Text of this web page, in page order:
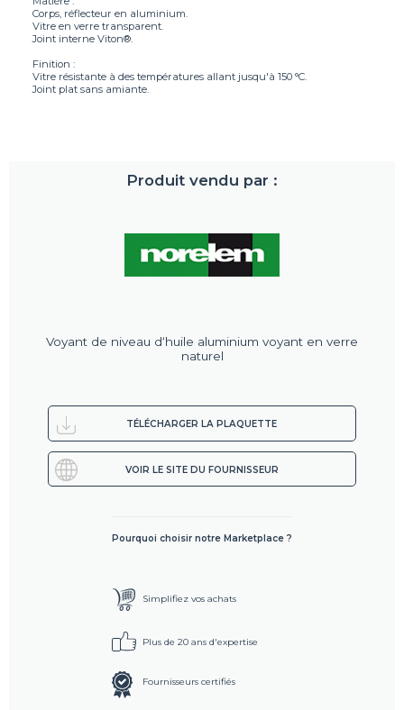
Corps, réflecteur en aluminium.
Vitre en verre transparent.
Joint interne Viton®.
Finition :
Vitre résistante à des températures allant jusqu'à 150 °C.
Joint plat sans amiante.
Produit vendu par :
Voyant de niveau d‘huile aluminium voyant en verre
naturel
TÉLÉCHARGER LA PLAQUETTE
VOIR LE SITE DU FOURNISSEUR
Pourquoi choisir notre Marketplace ?
Simplifiez vos achats
Plus de 20 ans d'expertise
Fournisseurs certifiés